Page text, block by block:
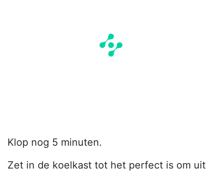
Klop nog 5 minuten.
Zet in de koelkast tot het perfect is om uit